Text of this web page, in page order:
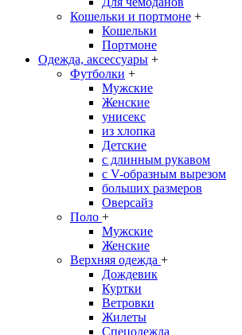
Кошельки и портмоне +
Кошельки
Портмоне
Одежда, аксессуары +
Футболки +
Мужские
Женские
унисекс
из хлопка
Детские
с длинным рукавом
с V-образным вырезом
больших размеров
Оверсайз
Поло +
Мужские
Женские
Верхняя одежда +
Дождевик
Куртки
Ветровки
Жилеты
Спецодежда